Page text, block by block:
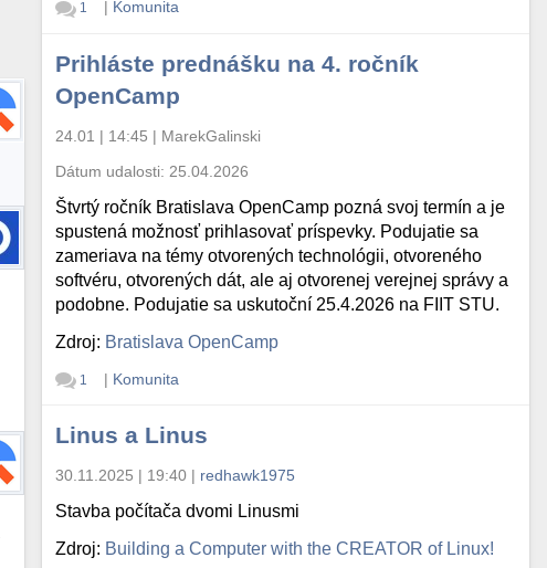
1 | Komunita
Prihláste prednášku na 4. ročník
OpenCamp
24.01 | 14:45 | MarekGalinski
Dátum udalosti: 25.04.2026
Štvrtý ročník Bratislava OpenCamp pozná svoj termín a je
spustená možnosť prihlasovať príspevky. Podujatie sa
zameriava na témy otvorených technológii, otvoreného
softvéru, otvorených dát, ale aj otvorenej verejnej správy a
podobne. Podujatie sa uskutoční 25.4.2026 na FIIT STU.
Zdroj: Bratislava OpenCamp
1 | Komunita
Linus a Linus
30.11.2025 | 19:40 | redhawk1975
Stavba počítača dvomi Linusmi
Zdroj: Building a Computer with the CREATOR of Linux!